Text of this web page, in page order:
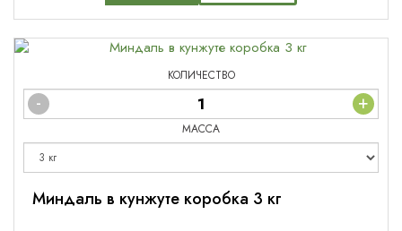
КОЛИЧЕСТВО
- +
МАССА
Миндаль в кунжуте коробка 3 кг